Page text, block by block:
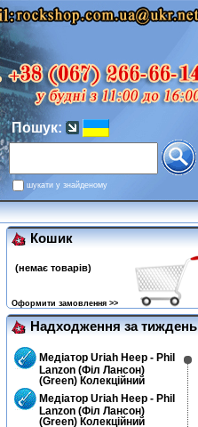
Пошук:
шукати у знайденому
Кошик
(немає товарів)
Оформити замовлення >>
Надходження за тиждень
Медіатор Uriah Heep - Phil
Lanzon (Філ Лансон)
(Green) Колекційний
Медіатор Uriah Heep - Phil
Lanzon (Філ Лансон)
(Green) Колекційний